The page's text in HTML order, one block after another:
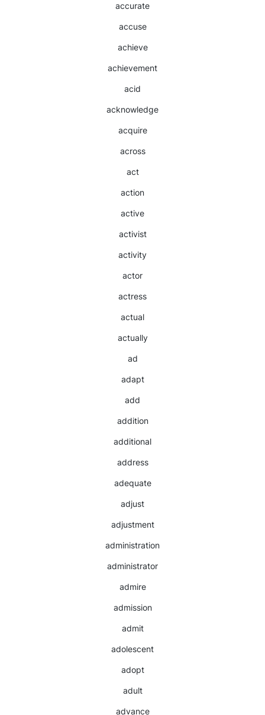
accurate
accuse
achieve
achievement
acid
acknowledge
acquire
across
act
action
active
activist
activity
actor
actress
actual
actually
ad
adapt
add
addition
additional
address
adequate
adjust
adjustment
administration
administrator
admire
admission
admit
adolescent
adopt
adult
advance